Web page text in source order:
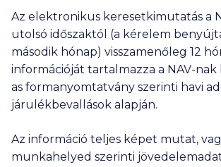
Az elektronikus keresetkimutatás a
utolsó időszaktól (a kérelem
második hónap) visszamenőleg 12
információját tartalmazza a NAV-
as formanyomtatvány szerinti havi
járulékbevallások alapján.
Az információ teljes képet mutat,
munkahelyed szerinti